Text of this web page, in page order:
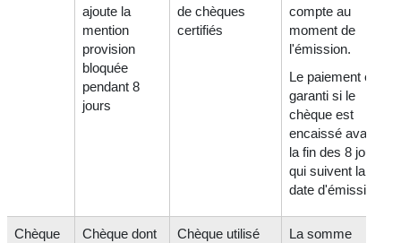
ajoute la
mention
provision
bloquée
pendant 8
jours
de chèques
certifiés
compte au
moment de
l'émission.
Le paiement est
garanti si le
chèque est
encaissé avant
la fin des 8 jours
qui suivent la
date d'émission.
Chèque
Chèque dont
Chèque utilisé
La somme